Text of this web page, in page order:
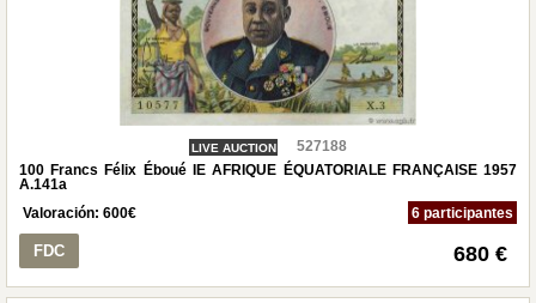
LIVE AUCTION
527188
100 Francs Félix Éboué IE AFRIQUE ÉQUATORIALE FRANÇAISE 1957
A.141a
Valoración: 600€ 6 participantes
FDC 680 €